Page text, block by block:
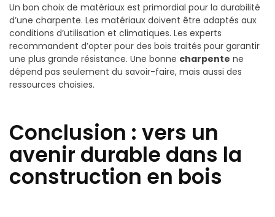
Un bon choix de matériaux est primordial pour la durabilité
d’une charpente. Les matériaux doivent être adaptés aux
conditions d’utilisation et climatiques. Les experts
recommandent d’opter pour des bois traités pour garantir
une plus grande résistance. Une bonne charpente ne
dépend pas seulement du savoir-faire, mais aussi des
ressources choisies.
Conclusion : vers un
avenir durable dans la
construction en bois